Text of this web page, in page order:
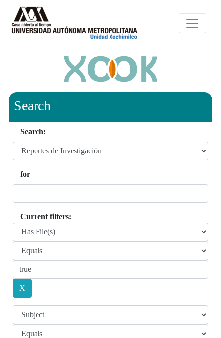
Search
Search:
for
Current filters: